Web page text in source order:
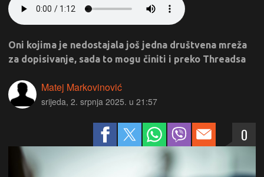
Oni kojima je nedostajala još jedna društvena mreža
za dopisivanje, sada to mogu činiti i preko Threadsa
Matej Markovinović
srijeda, 2. srpnja 2025. u 21:57
0